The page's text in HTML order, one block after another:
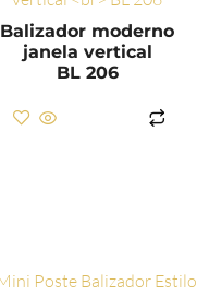
Balizador moderno
janela vertical
BL 206